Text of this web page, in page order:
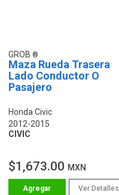
GROB
Maza Rueda Trasera
Lado Conductor O
Pasajero
Honda Civic
2012-2015
CIVIC
$1,673.00 MXN
Ver Detalles